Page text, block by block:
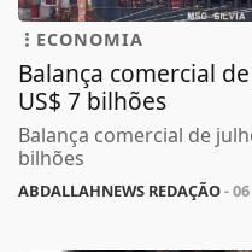
ECONOMIA
Balança comercial
US$ 7 bilhões
Balança comercial de
bilhões
ABDALLAHNEWS REDAÇÃO-